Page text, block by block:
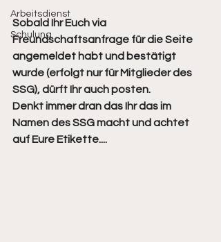
Arbeitsdienst
Schulung
Sobald Ihr Euch via
Freundschaftsanfrage für die Seite
angemeldet habt und bestätigt
wurde (erfolgt nur für Mitglieder des
SSG), dürft Ihr auch posten.
Denkt immer dran das Ihr das im
Namen des SSG macht und achtet
auf Eure Etikette....